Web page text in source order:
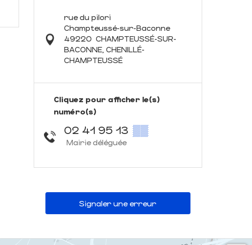
rue du pilori
Champteussé-sur-Baconne
49220 CHAMPTEUSSÉ-SUR-
BACONNE, CHENILLÉ-
CHAMPTEUSSÉ
Cliquez pour afficher le(s)
numéro(s)
02 41 95 13 ▒▒
Mairie déléguée
Signaler une erreur